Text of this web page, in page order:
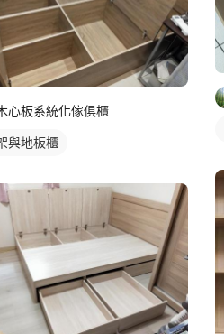
心板系統化傢俱櫃
與地板櫃